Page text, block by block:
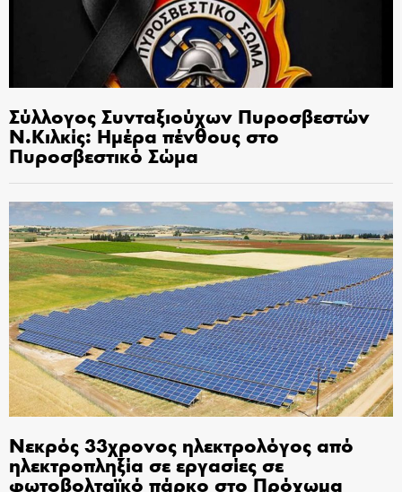
Σύλλογος Συνταξιούχων Πυροσβεστών
Ν.Κιλκίς: Ημέρα πένθους στο
Πυροσβεστικό Σώμα
Νεκρός 33χρονος ηλεκτρολόγος από
ηλεκτροπληξία σε εργασίες σε
φωτοβολταϊκό πάρκο στο Πρόχωμα